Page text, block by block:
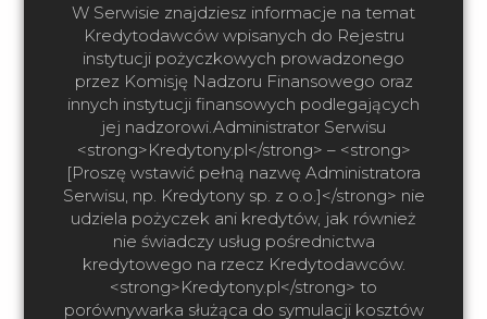
W Serwisie znajdziesz informacje na temat
Kredytodawców wpisanych do Rejestru
instytucji pożyczkowych prowadzonego
przez Komisję Nadzoru Finansowego oraz
innych instytucji finansowych podlegających
jej nadzorowi.Administrator Serwisu
<strong>Kredytony.pl</strong> – <strong>
[Proszę wstawić pełną nazwę Administratora
Serwisu, np. Kredytony sp. z o.o.]</strong> nie
udziela pożyczek ani kredytów, jak również
nie świadczy usług pośrednictwa
kredytowego na rzecz Kredytodawców.
<strong>Kredytony.pl</strong> to
porównywarka służąca do symulacji kosztów